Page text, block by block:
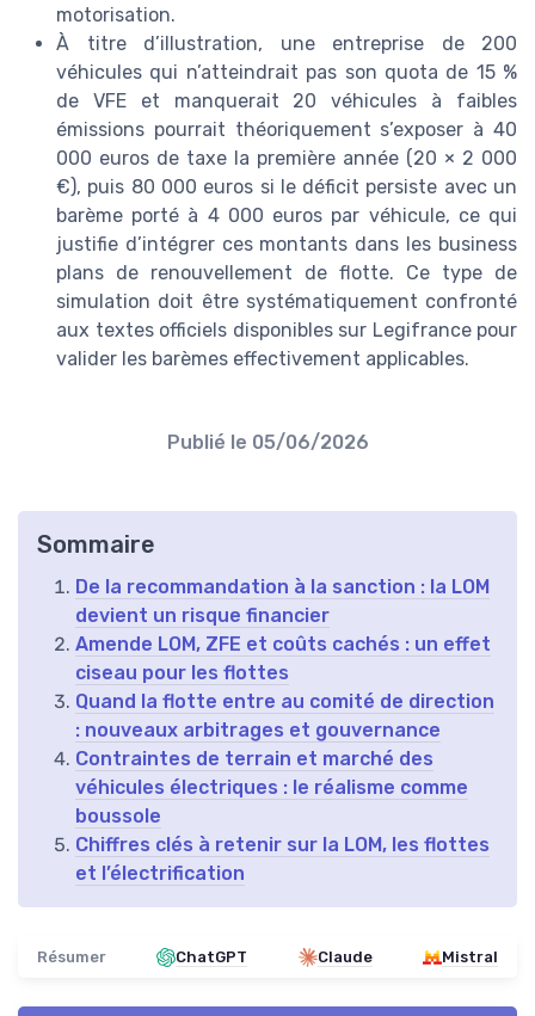
motorisation.
À titre d’illustration, une entreprise de 200
véhicules qui n’atteindrait pas son quota de 15 %
de VFE et manquerait 20 véhicules à faibles
émissions pourrait théoriquement s’exposer à 40
000 euros de taxe la première année (20 × 2 000
€), puis 80 000 euros si le déficit persiste avec un
barème porté à 4 000 euros par véhicule, ce qui
justifie d’intégrer ces montants dans les business
plans de renouvellement de flotte. Ce type de
simulation doit être systématiquement confronté
aux textes officiels disponibles sur Legifrance pour
valider les barèmes effectivement applicables.
Publié le 05/06/2026
Sommaire
De la recommandation à la sanction : la LOM
devient un risque financier
Amende LOM, ZFE et coûts cachés : un effet
ciseau pour les flottes
Quand la flotte entre au comité de direction
: nouveaux arbitrages et gouvernance
Contraintes de terrain et marché des
véhicules électriques : le réalisme comme
boussole
Chiffres clés à retenir sur la LOM, les flottes
et l’électrification
Résumer ChatGPT Claude Mistral